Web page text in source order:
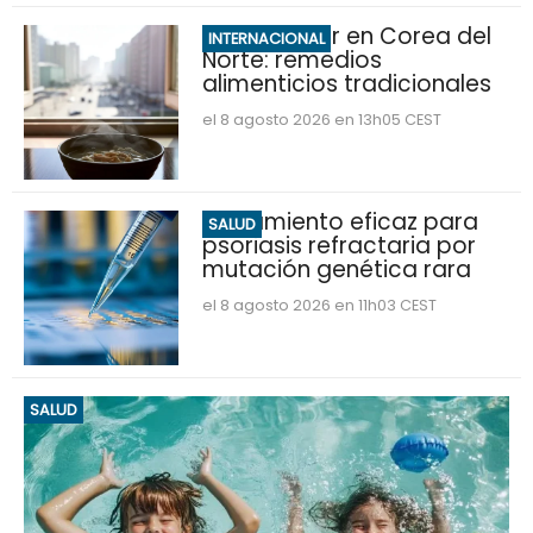
INTERNACIONAL
Ola de calor en Corea del
Norte: remedios
alimenticios tradicionales
el 8 agosto 2026 en 13h05 CEST
SALUD
Tratamiento eficaz para
psoriasis refractaria por
mutación genética rara
el 8 agosto 2026 en 11h03 CEST
SALUD